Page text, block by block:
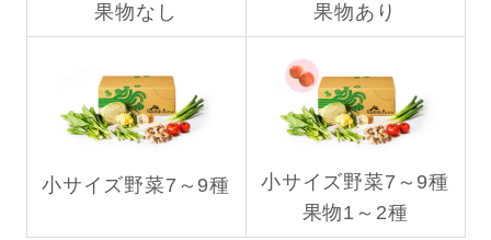
果物なし 果物あり
小サイズ野菜7～9種
小サイズ野菜7～9種
果物1～2種